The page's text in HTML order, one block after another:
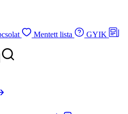
Mentett lista
GYIK